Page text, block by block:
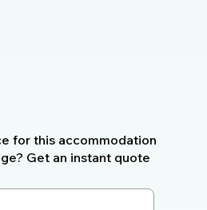
for this accommodation
Get an instant quote